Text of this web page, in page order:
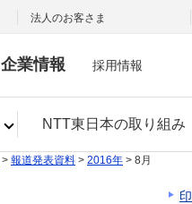
企業情報
NTT東日本の取り組み
法人のお客さま
採用情報
> 報道発表資料 > 2016年 > 8月